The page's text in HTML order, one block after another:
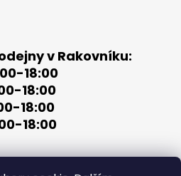
v Rakovníku:
18:00
18:00
18:00
18:00